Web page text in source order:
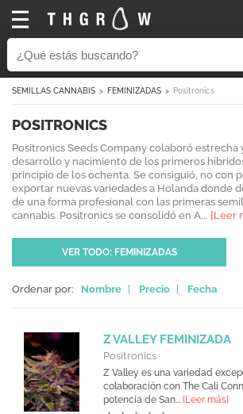
SEMILLAS CANNABIS FEMINIZADAS Positronics
POSITRONICS
Positronics Seeds Company colaboró
desarrollo y nacimiento de los primeros
principio de los ochenta. Se consiguió, no con
exportar nuevas variedades a Holanda donde
de una forma profesional con las primeras
cannabis. Positronics se consolidó en A... [Leer
VER TODO: FEMINIZADAS
Ordenar por: Nombre Precio Fecha
Z VALLEY FEMINIZADA
Positronics
Z Valley es una variedad
colaboración con The Cali
potencia de San... [Leer más]